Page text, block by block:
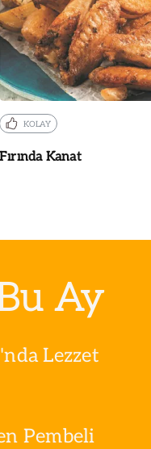
KOLAY
Fırında Kanat
Ay
Lezzet
Pembeli